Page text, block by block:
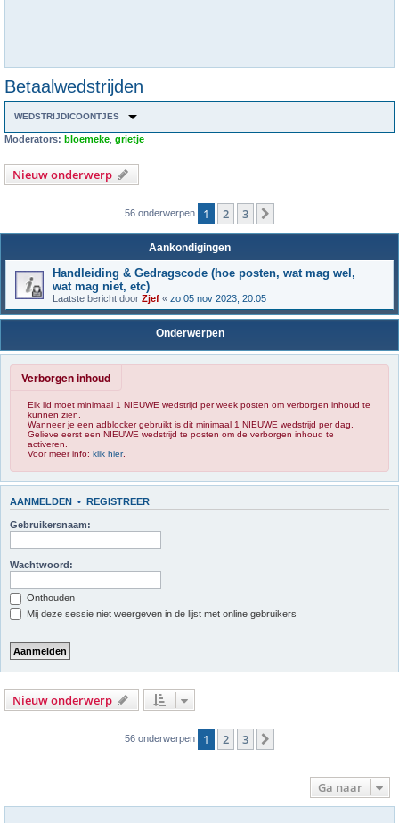
Betaalwedstrijden
WEDSTRIJDICOONTJES
Moderators: bloemeke grietje
Nieuw onderwerp
56 onderwerpen 1 2 3
Aankondigingen
Handleiding & Gedragscode (hoe posten, wat mag wel,
wat mag niet, etc)
Laatste bericht door Zjef « zo 05 nov 2023, 20:05
Onderwerpen
Verborgen inhoud
Elk lid moet minimaal 1 NIEUWE wedstrijd per week posten om verborgen inhoud te
kunnen zien.
Wanneer je een adblocker gebruikt is dit minimaal 1 NIEUWE wedstrijd per dag.
Gelieve eerst een NIEUWE wedstrijd te posten om de verborgen inhoud te
activeren.
Voor meer info: klik hier.
AANMELDEN • REGISTREER
Gebruikersnaam:
Wachtwoord:
Onthouden
Mij deze sessie niet weergeven in de lijst met online gebruikers
Nieuw onderwerp
56 onderwerpen 1 2 3
Ga naar